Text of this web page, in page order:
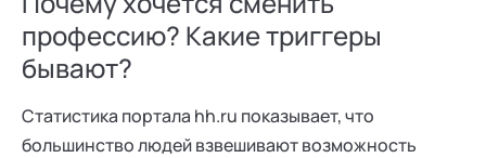
профессию? Какие триггеры
бывают?
Статистика портала hh.ru показывает, что
большинство людей взвешивают возможность